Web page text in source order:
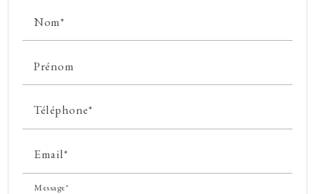
Nom*
Prénom
Téléphone*
Email*
Message*